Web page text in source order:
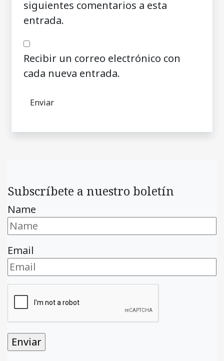
siguientes comentarios a esta
entrada.
Recibir un correo electrónico con
cada nueva entrada.
Subscríbete a nuestro boletín
Name
Email